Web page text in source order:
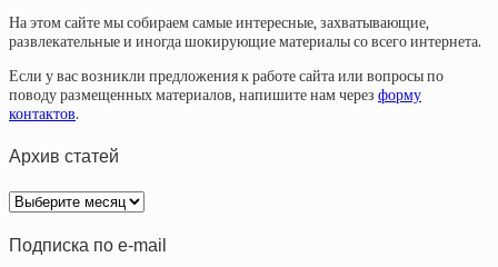
На этом сайте мы собираем самые интересные, захватывающие,
развлекательные и иногда шокирующие материалы со всего интернета.
Если у вас возникли предложения к работе сайта или вопросы по
поводу размещенных материалов, напишите нам через форму
контактов.
Архив статей
Архив
статей
Подписка по e-mail